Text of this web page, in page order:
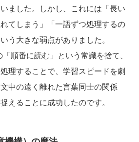
ました。しかし、これには「長い
てしまう」「一語ずつ処理するの
う大きな弱点がありました。
順番に読む」という常識を捨て、
理することで、学習スピードを劇
中の遠く離れた言葉同士の関係
えることに成功したのです。